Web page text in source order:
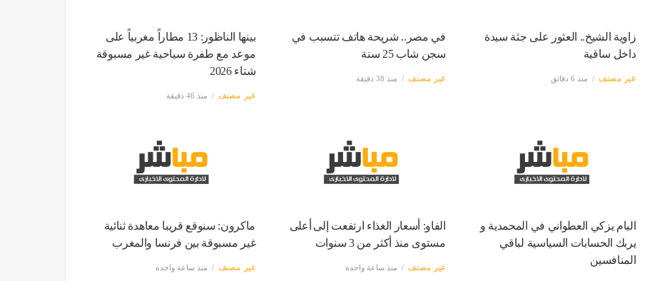
زاوية الشيخ.. العثور على جثة سيدة
داخل ساقية
غير مصنف منذ 6 دقائق
في مصر.. شريحة هاتف تتسبب في
سجن شاب 25 سنة
غير مصنف منذ 38 دقيقة
بينها الناظور: 13 مطاراً مغربياً على
موعد مع طفرة سياحية غير مسبوقة
شتاء 2026
غير مصنف منذ 46 دقيقة
البام يزكي العطواني في المحمدية و
يربك الحسابات السياسية لباقي
المنافسين
الفاو: أسعار الغذاء ارتفعت إلى ⁠⁠أعلى
مستوى منذ أكثر من 3 سنوات
غير مصنف منذ ساعة واحدة
ماكرون: سنوقع قريبا معاهدة ثنائية
غير مسبوقة بين فرنسا والمغرب
غير مصنف منذ ساعة واحدة